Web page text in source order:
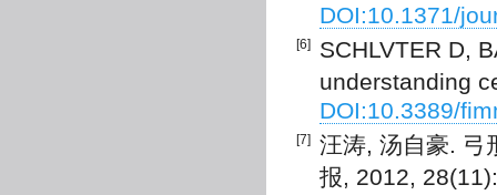
DOI:10.1371/
[6]
SCHLVTER D,
understanding
DOI:10.3389/
[7]
汪涛, 汤自豪. 弓
报, 2012,